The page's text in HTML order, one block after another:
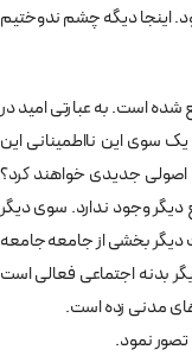
اینجا دیگه چشم ندوختیم
شده است. به عبارتی امید در
سوی این نااطمینانی این
اصولی جدیدی خواهند کرد؟
دیگر وجود ندارد. سوی دیگر
دیگر بخشی از جامعه جامعه
بدنه اجتماعی فعالی است
مدنی زده است.
تصور نمود.